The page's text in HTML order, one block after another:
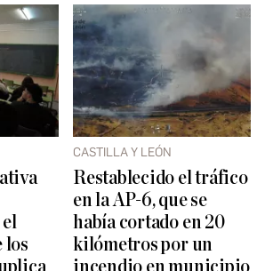
los
CASTILLA Y LEÓN
Restablecido el tráfico
en la AP-6, que se
había cortado en 20
kilómetros por un